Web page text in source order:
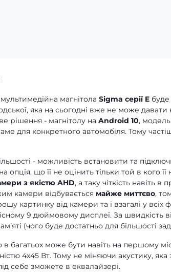
магнітола Sigma серії E
яка на сьогодні вже не може
рішення - магнітолу на Android 10,
для конкретного автомобіля. Тому
- можливість встановити та
опція, що її не оцінить тільки той в кого
з якістю AHD, а таку чіткість навіть
камери відбувається майже миттєво,
картинку від камери та і взагалі у
9 дюймовому дисплеї. За швидкість
(чого буде достатньо для більшості
багатьох може бути навіть на першому
4х45 Вт. Тому не міняючи акустику,
себе зможете в еквалайзері.